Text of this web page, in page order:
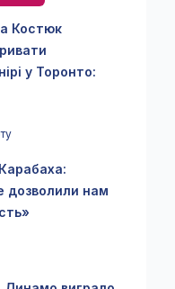
Костюк
у Торонто:
дозволили нам